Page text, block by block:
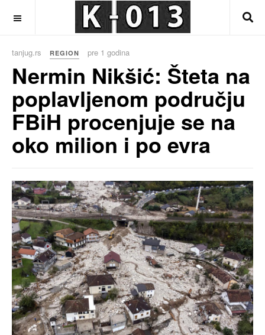
tanjug.rs REGION pre 1 godina
Nermin Nikšić: Šteta na
poplavljenom području
FBiH procenjuje se na
oko milion i po evra